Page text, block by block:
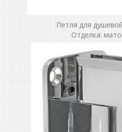
Петля для
Отделка: